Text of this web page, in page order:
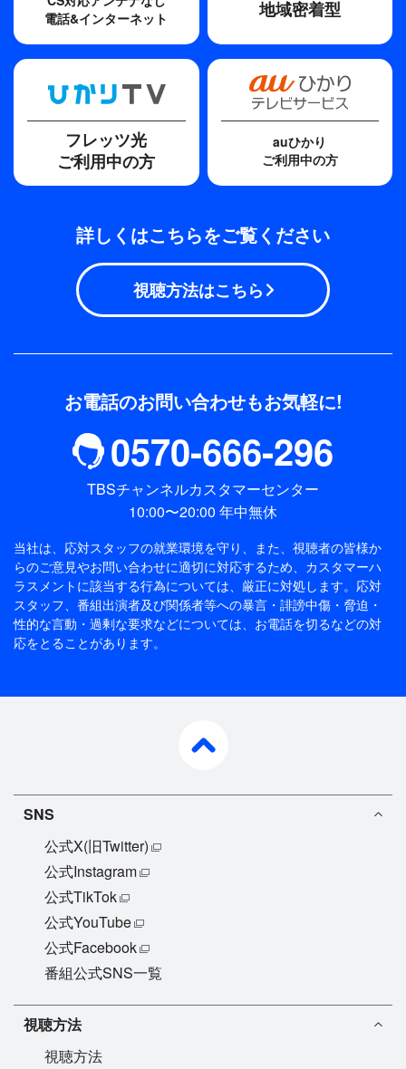
電話&インターネット
地域密着型
フレッツ光
ご利用中の方
auひかり
ご利用中の方
詳しくはこちらをご覧ください
視聴方法はこちら
お電話のお問い合わせもお気軽に!
0570-666-296
TBSチャンネルカスタマーセンター
10:00〜20:00 年中無休
当社は、応対スタッフの就業環境を守り、また、視聴者の皆様か
らのご意見やお問い合わせに適切に対応するため、 カスタマーハ
ラスメントに該当する行為については、厳正に対処します。応対
スタッフ、番組出演者及び関係者等への暴言・誹謗中傷・脅迫・
性的な言動・過剰な要求などについては、お電話を切るなどの対
応をとることがあります。
SNS
公式X(旧Twitter)
公式Instagram
公式TikTok
公式YouTube
公式Facebook
番組公式SNS一覧
視聴方法
視聴方法